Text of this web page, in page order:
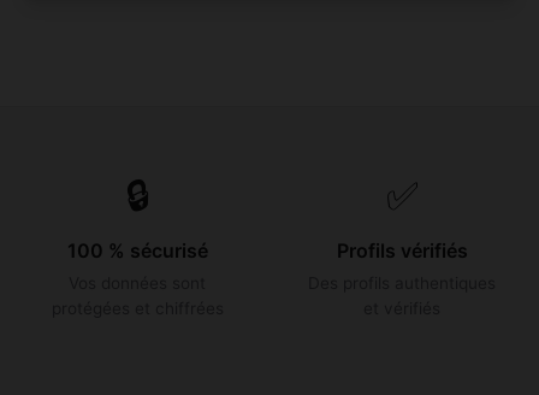
🔒
100 % sécurisé
✅
Profils vérifiés